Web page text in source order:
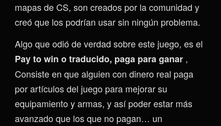
mapas de CS, son creados por la comunidad y
creó que los podrían usar sin ningún problema.
Algo que odió de verdad sobre este juego, es el
Pay to win o traducido, paga para ganar ,
Consiste en que alguien con dinero real paga
por artículos del juego para mejorar su
equipamiento y armas, y así poder estar más
avanzado que los que no pagan… un